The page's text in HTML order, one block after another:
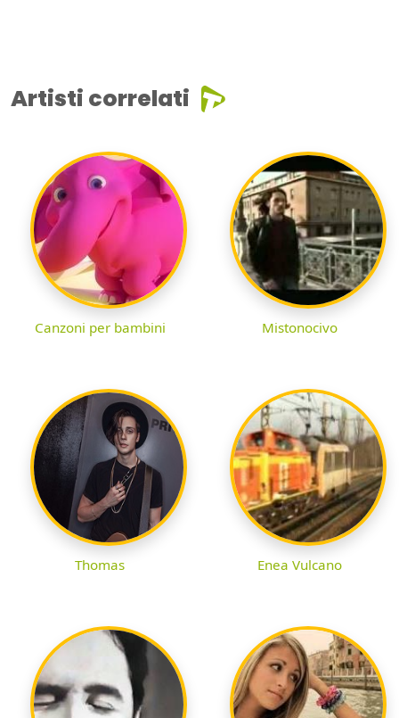
Artisti correlati
Canzoni per bambini Mistonocivo
Thomas Enea Vulcano